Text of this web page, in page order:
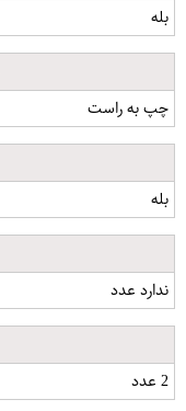
بله
چپ به راست
بله
ندارد عدد
2 عدد